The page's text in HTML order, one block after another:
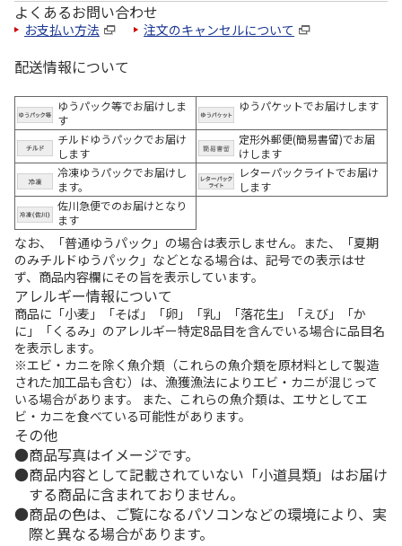
よくあるお問い合わせ
お支払い方法 注文のキャンセルについて
配送情報について
ゆうパック等でお届けしま
す
ゆうパケットでお届けします
チルドゆうパックでお届け
します
定形外郵便(簡易書留)でお届
けします
冷凍ゆうパックでお届けし
ます。
レターパックライトでお届け
します
佐川急便でのお届けとなり
ます
なお、「普通ゆうパック」の場合は表示しません。また、「夏期
のみチルドゆうパック」などとなる場合は、記号での表示はせ
ず、商品内容欄にその旨を表示しています。
アレルギー情報について
商品に「小麦」「そば」「卵」「乳」「落花生」「えび」「か
に」「くるみ」のアレルギー特定8品目を含んでいる場合に品目名
を表示します。
※エビ・カニを除く魚介類（これらの魚介類を原材料として製造
された加工品も含む）は、漁獲漁法によりエビ・カニが混じって
いる場合があります。 また、これらの魚介類は、エサとしてエ
ビ・カニを食べている可能性があります。
その他
商品写真はイメージです。
商品内容として記載されていない「小道具類」はお届け
する商品に含まれておりません。
商品の色は、ご覧になるパソコンなどの環境により、実
際と異なる場合があります。